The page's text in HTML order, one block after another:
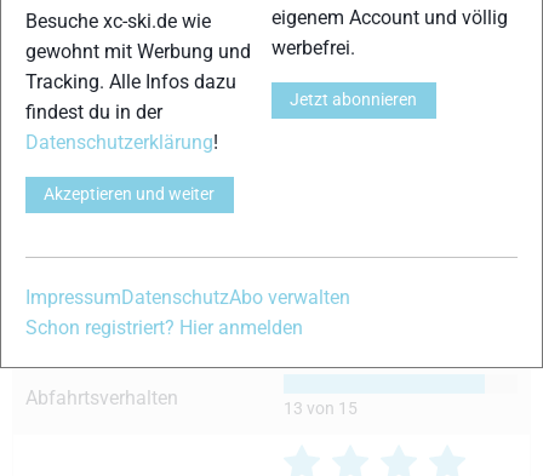
Skiähnlicher Abdruck 14 von 15
Haftung
Führung
Handling
Laufruhe/Dämpfung 14 von 15
Abfahrtsverhalten 13 von 15
Besuche xc-ski.de wie
gewohnt mit Werbung und
Tracking. Alle Infos dazu
findest du in der
Datenschutzerklärung!
Akzeptieren und weiter
eigenem Account und völlig
werbefrei.
Jetzt abonnieren
Impressum DatenschutzAbo verwalten
Schon registriert? Hier anmelden